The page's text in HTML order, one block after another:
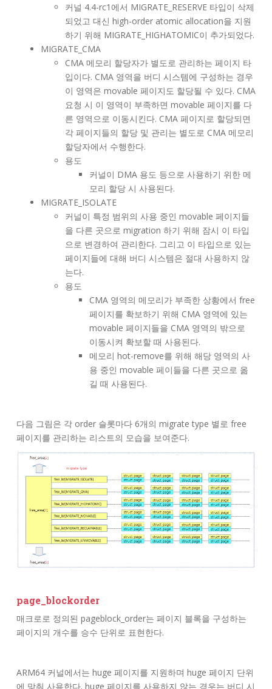
커널 4.4-rc1에서 MIGRATE_RESERVE 타입이 삭제
되었고 대신 high-order atomic allocation을 지원
하기 위해 MIGRATE_HIGHATOMIC이 추가되었다.
MIGRATE_CMA
CMA 메모리 할당자가 별도로 관리하는 페이지 타
입이다. CMA 영역을 버디 시스템에 구성하는 경우
이 영역은 movable 페이지도 할당될 수 있다. CMA
요청 시 이 영역이 부족하면 movable 페이지를 다
른 영역으로 이동시킨다. CMA 페이지로 할당되면
각 페이지들의 할당 및 관리는 별도로 CMA 메모리
할당자에서 수행한다.
용도
커널이 DMA 용도 등으로 사용하기 위한 메
모리 할당 시 사용된다.
MIGRATE_ISOLATE
커널이 특정 범위의 사용 중인 movable 페이지들
을 다른 곳으로 migration 하기 위해 잠시 이 타입
으로 변경하여 관리한다. 그리고 이 타입으로 있는
페이지들에 대해 버디 시스템은 절대 사용하지 않
는다.
용도
CMA 영역의 메모리가 부족한 상황에서 free
페이지를 확보하기 위해 CMA 영역에 있는
movable 페이지들을 CMA 영역의 밖으로
이동시켜 확보할 때 사용된다.
메모리 hot-remove를 위해 해당 영역의 사
용 중인 movable 페이들을 다른 곳으로 옮
길 때 사용된다.
다음 그림은 각 order 슬롯마다 6개의 migrate type 별로 free
페이지를 관리하는 리스트의 모습을 보여준다.
page_blockorder
매크로로 정의된 pageblock_order는 페이지 블록을 구성하는
페이지의 개수를 승수 단위로 표현한다.
ARM64 커널에서는 huge 페이지를 지원하며 huge 페이지 단위
에 맞춰 사용한다. huge 페이지를 사용하지 않는 경우는 버디 시